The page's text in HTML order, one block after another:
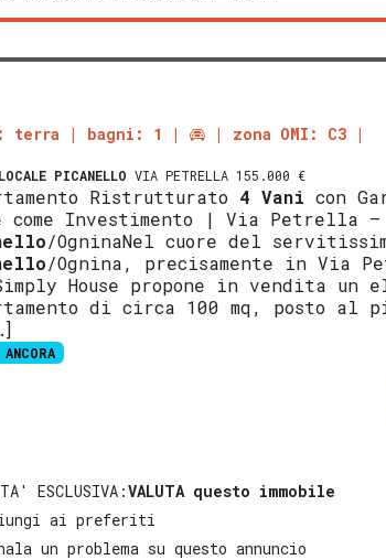
terra bagni: 1 zona OMI: C3
PICANELLO VIA PETRELLA 155.000 €
Ristrutturato 4 Vani con
come Investimento | Via Petrella –
/OgninaNel cuore del
/Ognina, precisamente in Via
House propone in vendita un
di circa 100 mq, posto al
ESCLUSIVA:VALUTA questo immobile
ai preferiti
un problema su questo annuncio